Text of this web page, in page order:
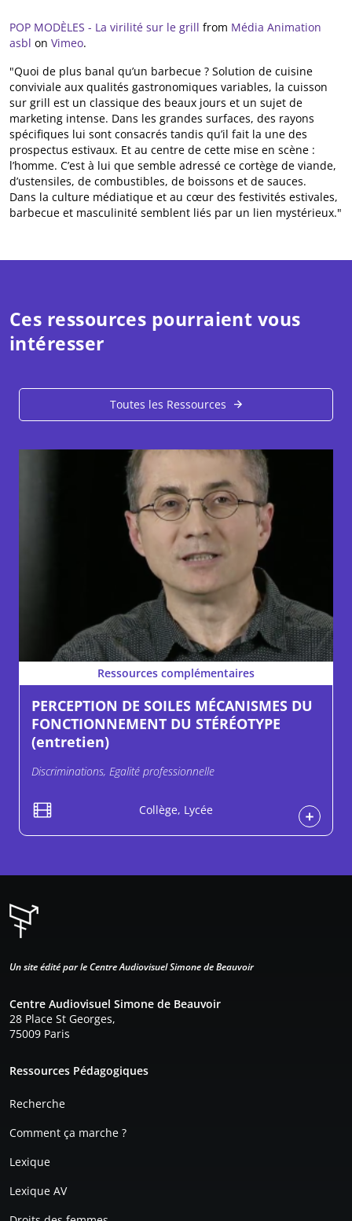
POP MODÈLES - La virilité sur le grill from Média Animation
asbl on Vimeo.
"Quoi de plus banal qu’un barbecue ? Solution de cuisine
conviviale aux qualités gastronomiques variables, la cuisson
sur grill est un classique des beaux jours et un sujet de
marketing intense. Dans les grandes surfaces, des rayons
spécifiques lui sont consacrés tandis qu’il fait la une des
prospectus estivaux. Et au centre de cette mise en scène :
l’homme. C’est à lui que semble adressé ce cortège de viande,
d’ustensiles, de combustibles, de boissons et de sauces.
Dans la culture médiatique et au cœur des festivités estivales,
barbecue et masculinité semblent liés par un lien mystérieux."
Ces ressources pourraient vous
intéresser
Toutes les Ressources
Ressources complémentaires
PERCEPTION DE SOILES MÉCANISMES DU
FONCTIONNEMENT DU STÉRÉOTYPE
(entretien)
Discriminations, Egalité professionnelle
Collège, Lycée
Un site édité par le Centre Audiovisuel Simone de Beauvoir
Centre Audiovisuel Simone de Beauvoir
28 Place St Georges,
75009 Paris
Ressources Pédagogiques
Recherche
Comment ça marche ?
Lexique
Lexique AV